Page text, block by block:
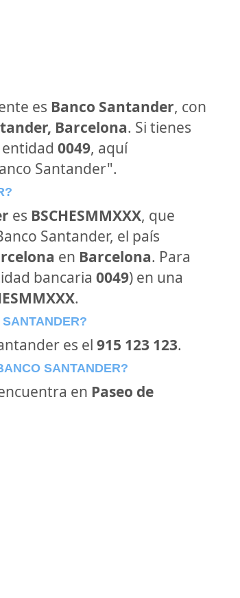
es Banco Santander, con
Barcelona. Si tienes
0049, aquí
Santander".
es BSCHESMMXXX, que
Santander, el país
en Barcelona. Para
bancaria 0049) en una
.
es el 915 123 123.
SANTANDER?
en Paseo de